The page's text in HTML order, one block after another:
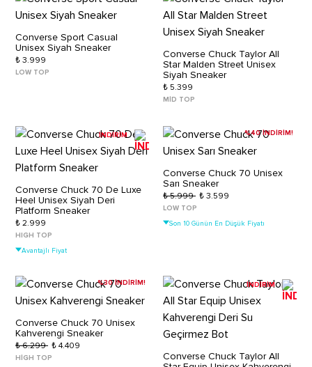
Converse Sport Casual
Unisex Siyah Sneaker
₺ 3.999
LOW TOP
Converse Chuck Taylor All
Star Malden Street Unisex
Siyah Sneaker
₺ 5.399
MID TOP
İNDİRİM
Converse Chuck 70 De Luxe
Heel Unisex Siyah Deri
Platform Sneaker
₺ 2.999
HIGH TOP
Avantajlı Fiyat
%40 İNDİRİM!
Converse Chuck 70 Unisex
Sarı Sneaker
₺ 5.999 ₺ 3.599
LOW TOP
Son 10 Günün En Düşük Fiyatı
%30 İNDİRİM!
Converse Chuck 70 Unisex
Kahverengi Sneaker
₺ 6.299 ₺ 4.409
HIGH TOP
İNDİRİM
Converse Chuck Taylor All